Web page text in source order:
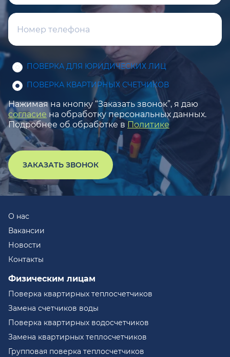
ПОВЕРКА ДЛЯ ЮРИДИЧЕСКИХ ЛИЦ
ПОВЕРКА КВАРТИРНЫХ СЧЕТЧИКОВ
Нажимая на кнопку “Заказать звонок”, я даю
согласие на обработку персональных данных.
Подробнее об обработке в Политике
ЗАКАЗАТЬ ЗВОНОК
О нас
Вакансии
Новости
Контакты
Физическим лицам
Поверка квартирных теплосчетчиков
Замена счетчиков воды
Поверка квартирных водосчетчиков
Замена квартирных теплосчетчиков
Групповая поверка теплосчетчиков